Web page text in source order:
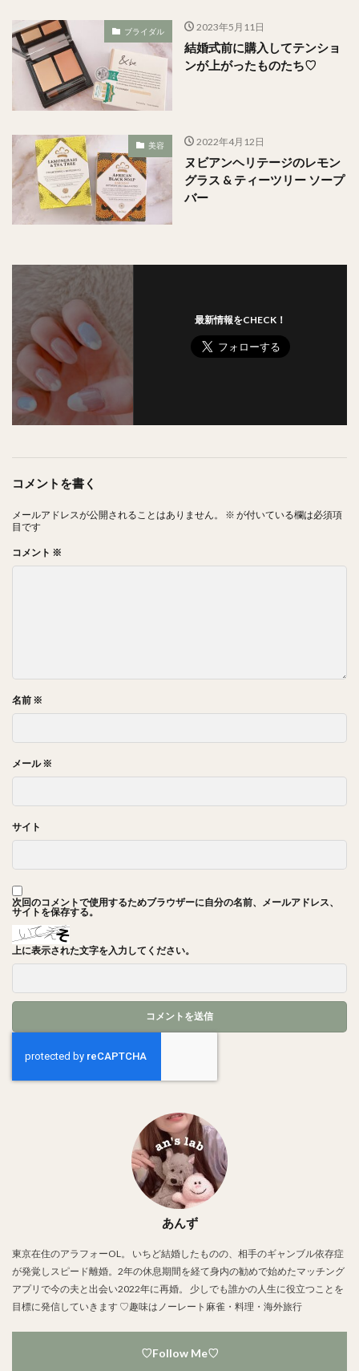
ブライダル 2023年5月11日
結婚式前に購入してテンショ
ンが上がったものたち♡
美容 2022年4月12日
ヌビアンヘリテージのレモン
グラス & ティーツリー ソープ
バー
最新情報をCHECK！
コメントを書く
メールアドレスが公開されることはありません。 ※ が付いている欄は必須項
目です
コメント ※
名前 ※
メール※
サイト
次回のコメントで使用するためブラウザーに自分の名前、メールアドレス、
サイトを保存する。
上に表示された文字を入力してください。
あんず
東京在住のアラフォーOL。 いちど結婚したものの、相手のギャンブル依存症
が発覚しスピード離婚。2年の休息期間を経て身内の勧めで始めたマッチング
アプリで今の夫と出会い2022年に再婚。 少しでも誰かの人生に役立つことを
目標に発信していきます ♡趣味はノーレート麻雀・料理・海外旅行
♡Follow Me♡